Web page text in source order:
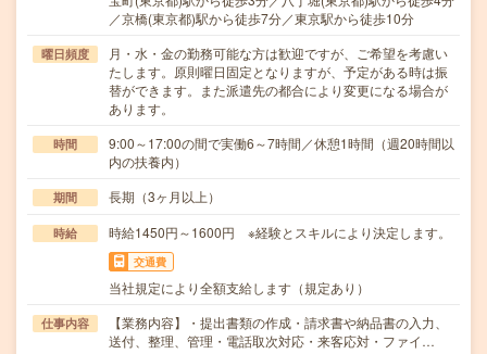
／京橋(東京都)駅から徒歩7分／東京駅から徒歩10分
曜日頻度
月・水・金の勤務可能な方は歓迎ですが、ご希望を考慮い
たします。原則曜日固定となりますが、予定がある時は振
替ができます。また派遣先の都合により変更になる場合が
あります。
時間
9:00～17:00の間で実働6～7時間／休憩1時間（週20時間以
内の扶養内）
期間 長期（3ヶ月以上）
時給 時給1450円～1600円 ※経験とスキルにより決定します。
交通費
当社規定により全額支給します（規定あり）
仕事内容
【業務内容】・提出書類の作成・請求書や納品書の入力、
送付、整理、管理・電話取次対応・来客応対・ファイ…